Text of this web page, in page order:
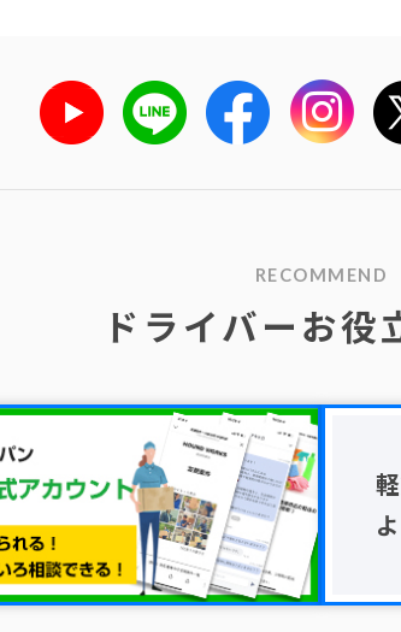
RECOMMEND
ドライバーお役